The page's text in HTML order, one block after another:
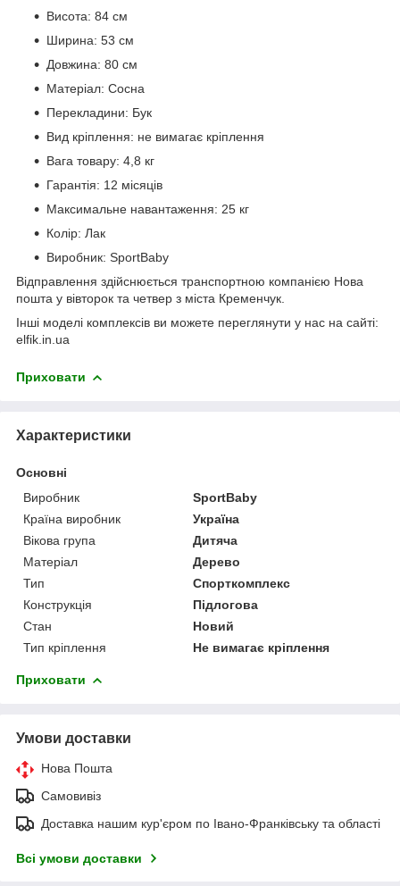
Висота: 84 см
Ширина: 53 см
Довжина: 80 см
Матеріал: Сосна
Перекладини: Бук
Вид кріплення: не вимагає кріплення
Вага товару: 4,8 кг
Гарантія: 12 місяців
Максимальне навантаження: 25 кг
Колір: Лак
Виробник: SportBaby
Відправлення здійснюється транспортною компанією Нова
пошта у вівторок та четвер з міста Кременчук.
Інші моделі комплексів ви можете переглянути у нас на сайті:
elfik.in.ua
Приховати
Характеристики
Основні
Виробник
SportBaby
Країна виробник
Україна
Вікова група
Дитяча
Матеріал
Дерево
Тип
Спорткомплекс
Конструкція
Підлогова
Стан
Новий
Тип кріплення
Не вимагає кріплення
Приховати
Умови доставки
Нова Пошта
Самовивіз
Доставка нашим кур'єром по Івано-Франківську та області
Всі умови доставки